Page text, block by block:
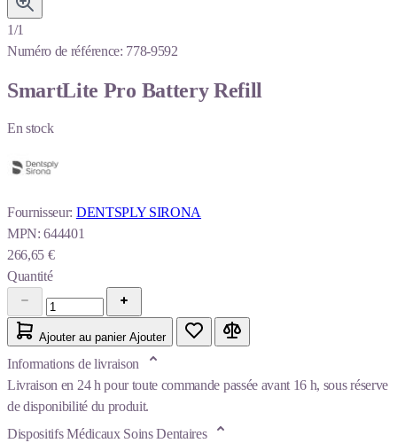
1/1
Numéro de référence: 778-9592
SmartLite Pro Battery Refill
En stock
Fournisseur: DENTSPLY SIRONA
MPN: 644401
266,65 €
Quantité
Ajouter au panier Ajouter
Informations de livraison
Livraison en 24 h pour toute commande passée avant 16 h, sous réserve
de disponibilité du produit.
Dispositifs Médicaux Soins Dentaires